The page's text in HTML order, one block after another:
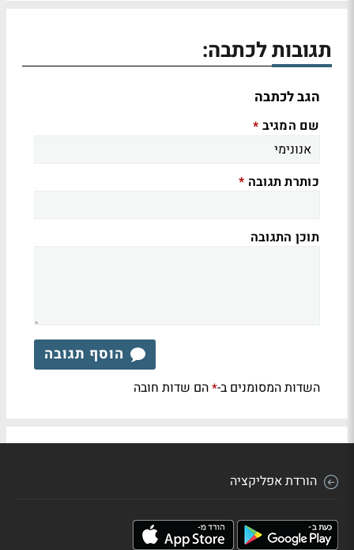
תגובות לכתבה:
הגב לכתבה
שם המגיב *
כותרת תגובה *
תוכן התגובה
הוסף תגובה
השדות המסומנים ב-*הם שדות חובה
הורדת אפליקציה